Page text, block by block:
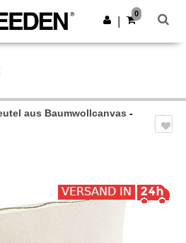
App!
App holen
0
aus Baumwollcanvas -